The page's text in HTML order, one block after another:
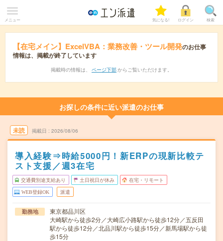
メニュー 気になる! ログイン 検索
【在宅メイン】ExcelVBA：業務改善・ツール開発のお仕事
情報は、掲載が終了しています
掲載時の情報は、 ページ下部 からご覧いただけます。
お探しの条件に近い派遣のお仕事
未読 掲載日 2026/08/06
導入経験⇒時給5000円！新ERPの現新比較テ
スト支援／週3在宅
交通費別途支給あり 土日祝日が休み 在宅・リモート
WEB登録OK 派遣
勤務地
東京都品川区
大崎駅から徒歩2分／大崎広小路駅から徒歩12分／五反田
駅から徒歩12分／北品川駅から徒歩15分／新馬場駅から徒
歩15分